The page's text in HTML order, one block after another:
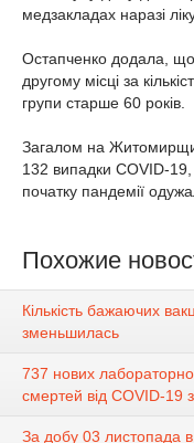
медзакладах наразі
Остапченко додала, що
другому місці за
групи старше 60 років.
Загалом на
132 випадки СOVID-
початку пандемії
Похожие
Кількість бажаючих
зменьшилась
737 нових лабораторно
смертей від СOVID-19
За добу 03 листопада